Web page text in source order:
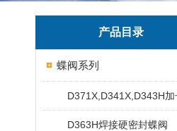
产品目录
蝶阀系列
D363H焊接硬密封蝶阀